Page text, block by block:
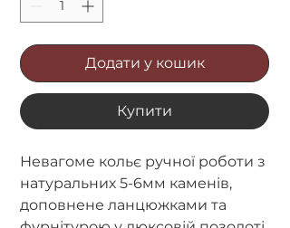
Додати у кошик
Купити
Невагоме кольє ручної роботи з
натуральних 5-6мм каменів,
доповнене ланцюжками та